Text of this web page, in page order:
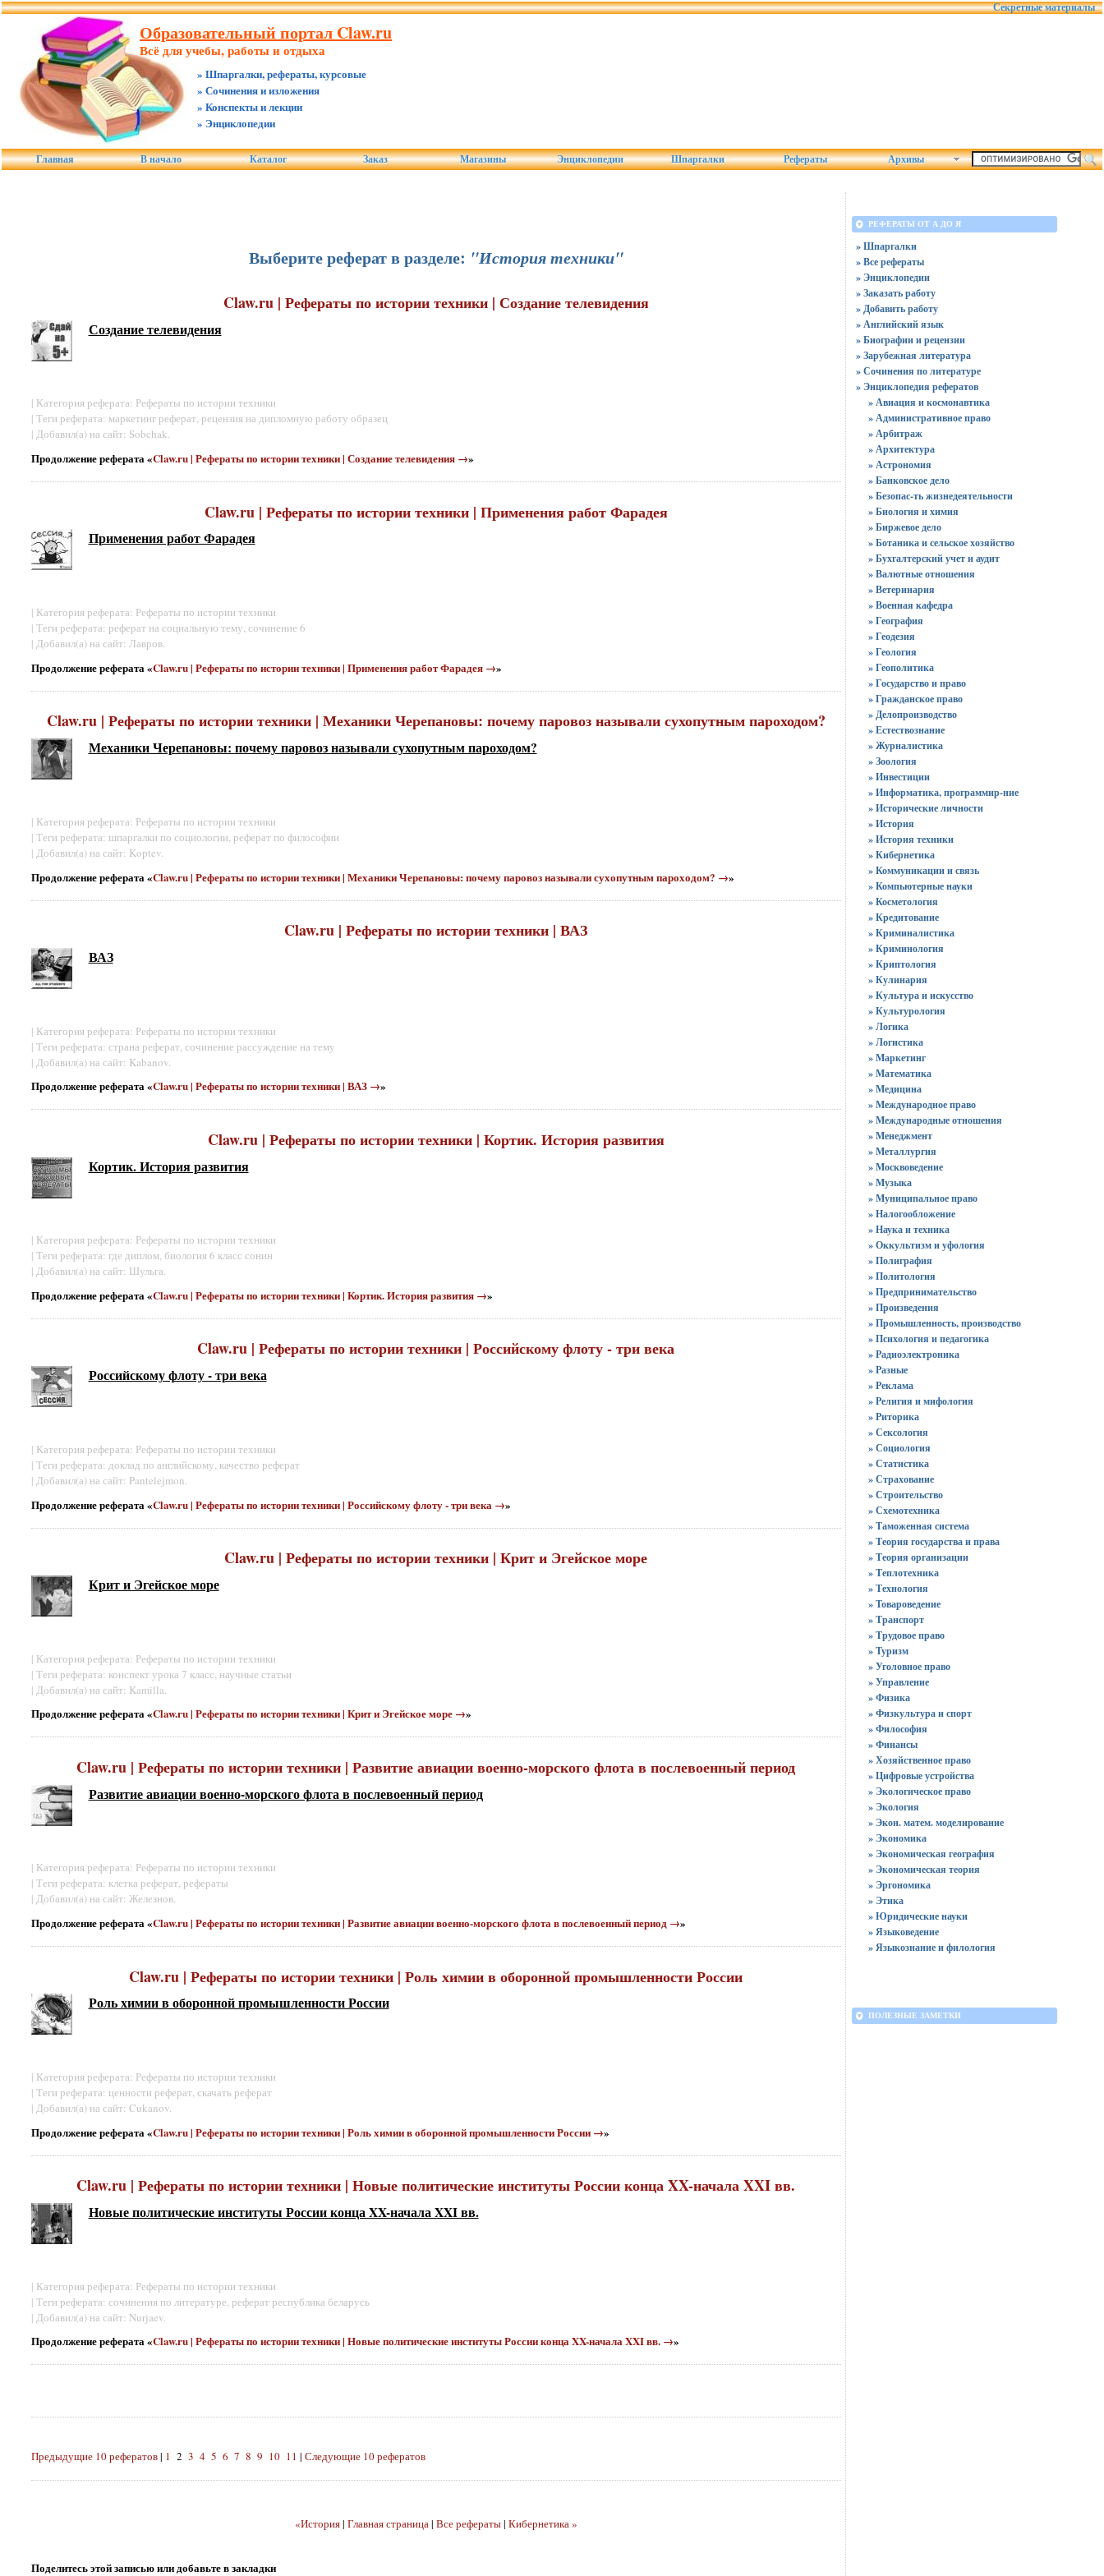
Секретные материалы
Образовательный портал Claw.ru
Всё для учебы, работы и отдыха
» Шпаргалки, рефераты, курсовые
» Сочинения и изложения
» Конспекты и лекции
» Энциклопедии
Главная В начало Каталог Заказ Магазины Энциклопедии Шпаргалки Рефераты Архивы
Выберите реферат в разделе: "История техники"
Claw.ru | Рефераты по истории техники | Создание телевидения
Создание телевидения
| Категория реферата: Рефераты по истории техники
| Теги реферата: маркетинг реферат, рецензия на дипломную работу образец
| Добавил(а) на сайт: Sobchak.
Продолжение реферата «Claw.ru | Рефераты по истории техники | Создание телевидения →»
Claw.ru | Рефераты по истории техники | Применения работ Фарадея
Применения работ Фарадея
| Категория реферата: Рефераты по истории техники
| Теги реферата: реферат на социальную тему, сочинение 6
| Добавил(а) на сайт: Лавров.
Продолжение реферата «Claw.ru | Рефераты по истории техники | Применения работ Фарадея →»
Claw.ru | Рефераты по истории техники | Механики Черепановы: почему паровоз называли сухопутным пароходом?
Механики Черепановы: почему паровоз называли сухопутным пароходом?
| Категория реферата: Рефераты по истории техники
| Теги реферата: шпаргалки по социологии, реферат по философии
| Добавил(а) на сайт: Koptev.
Продолжение реферата «Claw.ru | Рефераты по истории техники | Механики Черепановы: почему паровоз называли сухопутным пароходом? →»
Claw.ru | Рефераты по истории техники | ВАЗ
ВАЗ
| Категория реферата: Рефераты по истории техники
| Теги реферата: страна реферат, сочинение рассуждение на тему
| Добавил(а) на сайт: Kabanov.
Продолжение реферата «Claw.ru | Рефераты по истории техники | ВАЗ →»
Claw.ru | Рефераты по истории техники | Кортик. История развития
Кортик. История развития
| Категория реферата: Рефераты по истории техники
| Теги реферата: где диплом, биология 6 класс сонин
| Добавил(а) на сайт: Шульга.
Продолжение реферата «Claw.ru | Рефераты по истории техники | Кортик. История развития →»
Claw.ru | Рефераты по истории техники | Российскому флоту - три века
Российскому флоту - три века
| Категория реферата: Рефераты по истории техники
| Теги реферата: доклад по английскому, качество реферат
| Добавил(а) на сайт: Pantelejmon.
Продолжение реферата «Claw.ru | Рефераты по истории техники | Российскому флоту - три века →»
Claw.ru | Рефераты по истории техники | Крит и Эгейское море
Крит и Эгейское море
| Категория реферата: Рефераты по истории техники
| Теги реферата: конспект урока 7 класс, научные статьи
| Добавил(а) на сайт: Kamilla.
Продолжение реферата «Claw.ru | Рефераты по истории техники | Крит и Эгейское море →»
Claw.ru | Рефераты по истории техники | Развитие авиации военно-морского флота в послевоенный период
Развитие авиации военно-морского флота в послевоенный период
| Категория реферата: Рефераты по истории техники
| Теги реферата: клетка реферат, рефераты
| Добавил(а) на сайт: Железнов.
Продолжение реферата «Claw.ru | Рефераты по истории техники | Развитие авиации военно-морского флота в послевоенный период →»
Claw.ru | Рефераты по истории техники | Роль химии в оборонной промышленности России
Роль химии в оборонной промышленности России
| Категория реферата: Рефераты по истории техники
| Теги реферата: ценности реферат, скачать реферат
| Добавил(а) на сайт: Cukanov.
Продолжение реферата «Claw.ru | Рефераты по истории техники | Роль химии в оборонной промышленности России →»
Claw.ru | Рефераты по истории техники | Новые политические институты России конца XX-начала XXI вв.
Новые политические институты России конца XX-начала XXI вв.
| Категория реферата: Рефераты по истории техники
| Теги реферата: сочинения по литературе, реферат республика беларусь
| Добавил(а) на сайт: Nurjaev.
Продолжение реферата «Claw.ru | Рефераты по истории техники | Новые политические институты России конца XX-начала XXI вв. →»
Предыдущие 10 рефератов| 1 2 3 4 5 6 7 8 9 10 11 | Следующие 10 рефератов
«История| Главная страница| Все рефераты| Кибернетика »
Поделитесь этой записью или добавьте в закладки
РЕФЕРАТЫ ОТ А ДО Я
» Шпаргалки
» Все рефераты
» Энциклопедии
» Заказать работу
» Добавить работу
» Английский язык
» Биографии и рецензии
» Зарубежная литература
» Сочинения по литературе
» Энциклопедия рефератов
» Авиация и космонавтика
» Административное право
» Арбитраж
» Архитектура
» Астрономия
» Банковское дело
» Безопас-ть жизнедеятельности
» Биология и химия
» Биржевое дело
» Ботаника и сельское хозяйство
» Бухгалтерский учет и аудит
» Валютные отношения
» Ветеринария
» Военная кафедра
» География
» Геодезия
» Геология
» Геополитика
» Государство и право
» Гражданское право
» Делопроизводство
» Естествознание
» Журналистика
» Зоология
» Инвестиции
» Информатика, программир-ние
» Исторические личности
» История
» История техники
» Кибернетика
» Коммуникации и связь
» Компьютерные науки
» Косметология
» Кредитование
» Криминалистика
» Криминология
» Криптология
» Кулинария
» Культура и искусство
» Культурология
» Логика
» Логистика
» Маркетинг
» Математика
» Медицина
» Международное право
» Международные отношения
» Менеджмент
» Металлургия
» Москвоведение
» Музыка
» Муниципальное право
» Налогообложение
» Наука и техника
» Оккультизм и уфология
» Полиграфия
» Политология
» Предпринимательство
» Произведения
» Промышленность, производство
» Психология и педагогика
» Радиоэлектроника
» Разные
» Реклама
» Религия и мифология
» Риторика
» Сексология
» Социология
» Статистика
» Страхование
» Строительство
» Схемотехника
» Таможенная система
» Теория государства и права
» Теория организации
» Теплотехника
» Технология
» Товароведение
» Транспорт
» Трудовое право
» Туризм
» Уголовное право
» Управление
» Физика
» Физкультура и спорт
» Философия
» Финансы
» Хозяйственное право
» Цифровые устройства
» Экологическое право
» Экология
» Экон. матем. моделирование
» Экономика
» Экономическая география
» Экономическая теория
» Эргономика
» Этика
» Юридические науки
» Языковедение
» Языкознание и филология
ПОЛЕЗНЫЕ ЗАМЕТКИ